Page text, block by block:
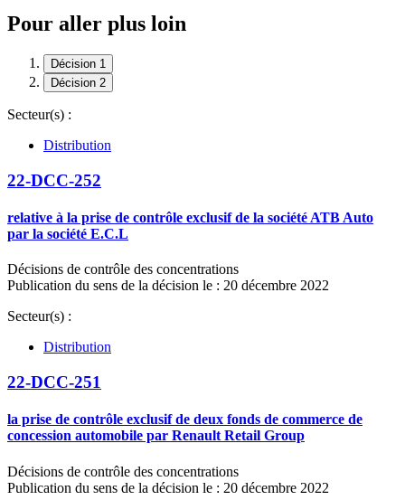
Pour aller plus loin
Décision 1
Décision 2
Secteur(s) :
Distribution
22-DCC-252
relative à la prise de contrôle exclusif de la société ATB Auto
par la société E.C.L
Décisions de contrôle des concentrations
Publication du sens de la décision le : 20 décembre 2022
Secteur(s) :
Distribution
22-DCC-251
la prise de contrôle exclusif de deux fonds de commerce de
concession automobile par Renault Retail Group
Décisions de contrôle des concentrations
Publication du sens de la décision le : 20 décembre 2022